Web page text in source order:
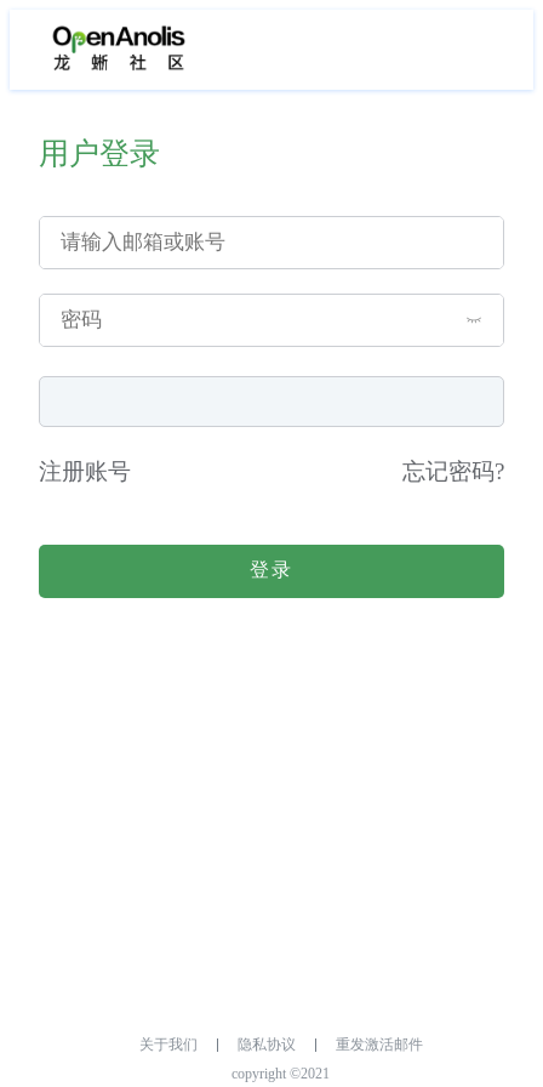
用户登录
注册账号 忘记密码?
登录
关于我们 隐私协议
重发激活邮件
copyright ©2021